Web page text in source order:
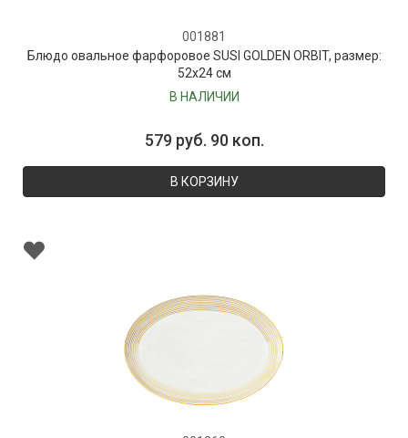
001881
Блюдо овальное фарфоровое SUSI GOLDEN ORBIT, размер:
52х24 см
В НАЛИЧИИ
579 руб. 90 коп.
В КОРЗИНУ